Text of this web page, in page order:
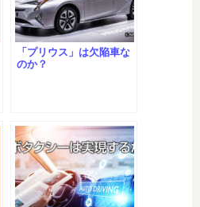
「プリウス」は欠陥車な
のか？